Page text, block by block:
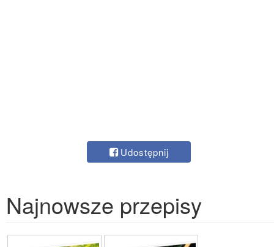
Udostępnij
Najnowsze przepisy